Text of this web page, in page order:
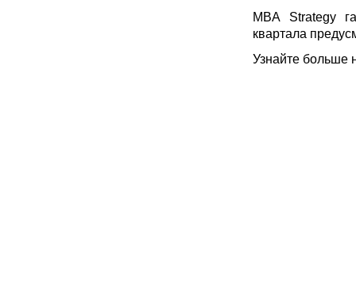
MBA Strategy
квартала
Узнайте больше